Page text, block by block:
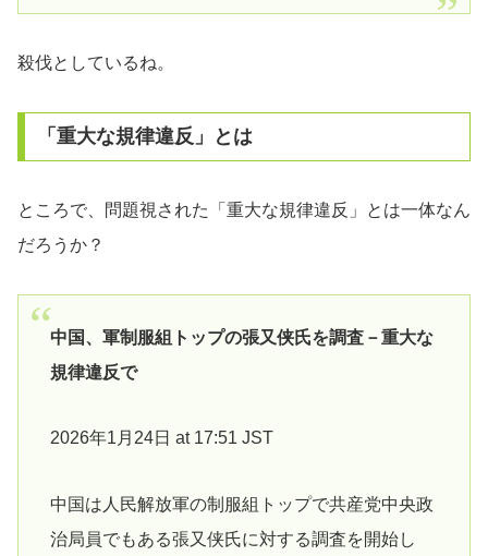
殺伐としているね。
「重大な規律違反」とは
ところで、問題視された「重大な規律違反」とは一体なん
だろうか？
中国、軍制服組トップの張又侠氏を調査－重大な
規律違反で
2026年1月24日 at 17:51 JST
中国は人民解放軍の制服組トップで共産党中央政
治局員でもある張又侠氏に対する調査を開始し